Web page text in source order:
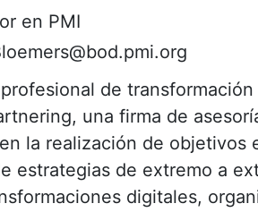
en PMI
de
una firma de
la realización de
estrategias de extremo a
digitales,